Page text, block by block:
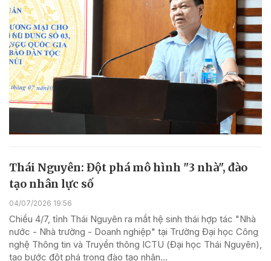
Thái Nguyên: Đột phá mô hình "3 nhà", đào
tạo nhân lực số
04/07/2026 19:56
Chiều 4/7, tỉnh Thái Nguyên ra mắt hệ sinh thái hợp tác "Nhà
nước - Nhà trường - Doanh nghiệp" tại Trường Đại học Công
nghệ Thông tin và Truyền thông ICTU (Đại học Thái Nguyên),
tạo bước đột phá trong đào tạo nhân...